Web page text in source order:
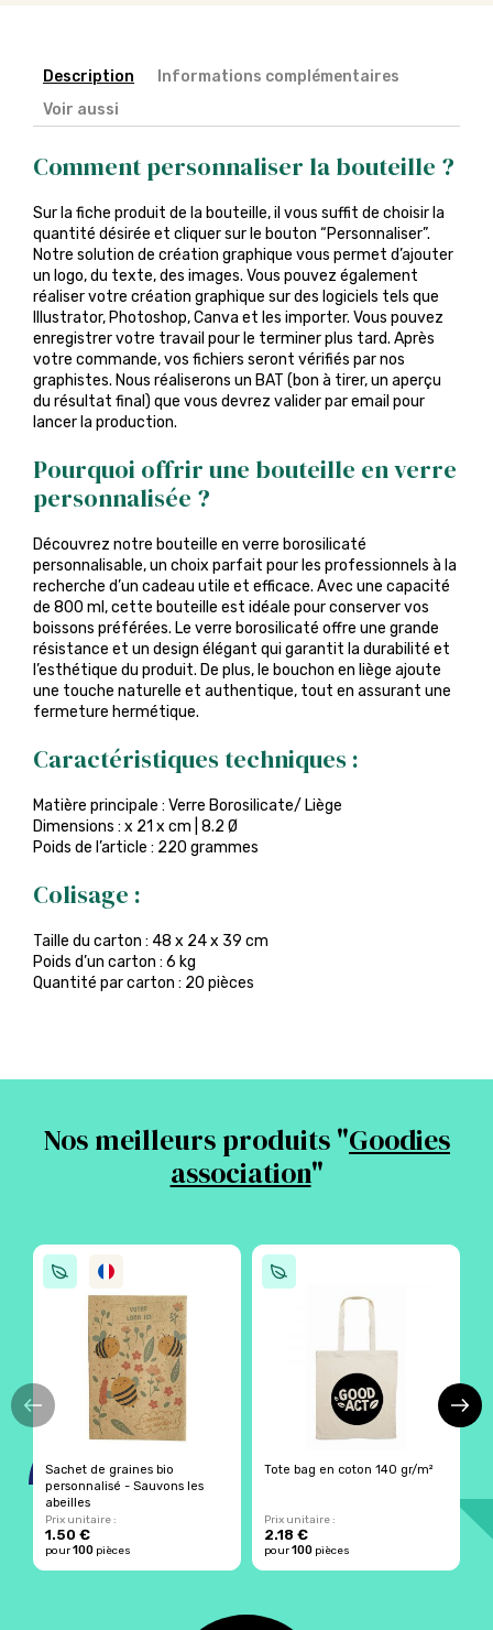
Description
Informations complémentaires
Voir aussi
Comment personnaliser la bouteille ?
Sur la fiche produit de la bouteille, il vous suffit de choisir la
quantité désirée et cliquer sur le bouton “Personnaliser”.
Notre solution de création graphique vous permet d’ajouter
un logo, du texte, des images. Vous pouvez également
réaliser votre création graphique sur des logiciels tels que
Illustrator, Photoshop, Canva et les importer. Vous pouvez
enregistrer votre travail pour le terminer plus tard. Après
votre commande, vos fichiers seront vérifiés par nos
graphistes. Nous réaliserons un BAT (bon à tirer, un aperçu
du résultat final) que vous devrez valider par email pour
lancer la production.
Pourquoi offrir une bouteille en verre
personnalisée ?
Découvrez notre bouteille en verre borosilicaté
personnalisable, un choix parfait pour les professionnels à la
recherche d’un cadeau utile et efficace. Avec une capacité
de 800 ml, cette bouteille est idéale pour conserver vos
boissons préférées. Le verre borosilicaté offre une grande
résistance et un design élégant qui garantit la durabilité et
l’esthétique du produit. De plus, le bouchon en liège ajoute
une touche naturelle et authentique, tout en assurant une
fermeture hermétique.
Caractéristiques techniques :
Matière principale : Verre Borosilicate/ Liège
Dimensions : x 21 x cm | 8.2 Ø
Poids de l’article : 220 grammes
Colisage :
Taille du carton : 48 x 24 x 39 cm
Poids d’un carton : 6 kg
Quantité par carton : 20 pièces
Nos meilleurs produits "Goodies
association"
Sachet de graines bio
personnalisé - Sauvons les
abeilles
Prix unitaire :
1.50 €
pour100 pièces
Tote bag en coton 140 gr/m²
Prix unitaire :
2.18 €
pour100 pièces